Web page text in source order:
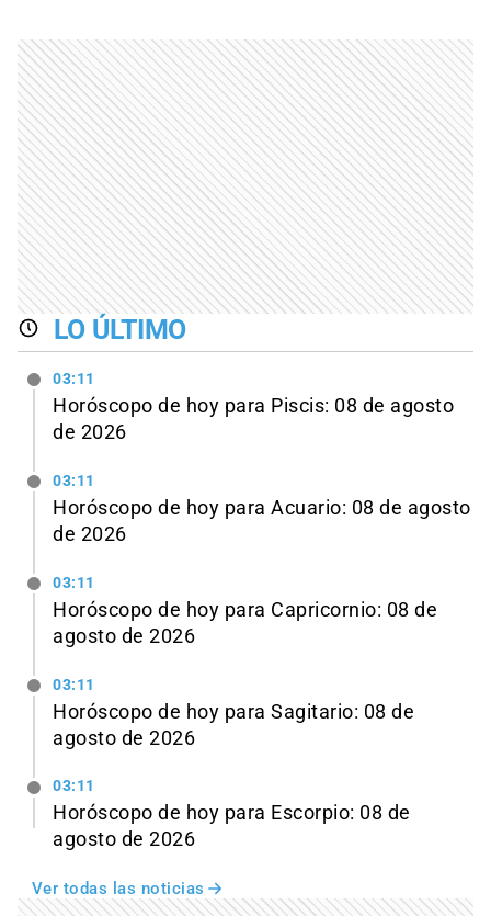
LO ÚLTIMO
03:11
Horóscopo de hoy para Piscis: 08 de agosto
de 2026
03:11
Horóscopo de hoy para Acuario: 08 de agosto
de 2026
03:11
Horóscopo de hoy para Capricornio: 08 de
agosto de 2026
03:11
Horóscopo de hoy para Sagitario: 08 de
agosto de 2026
03:11
Horóscopo de hoy para Escorpio: 08 de
agosto de 2026
Ver todas las noticias